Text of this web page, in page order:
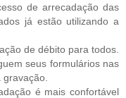
de arrecadação das
já estão utilizando a
de débito para todos.
seus formulários nas
é mais confortável